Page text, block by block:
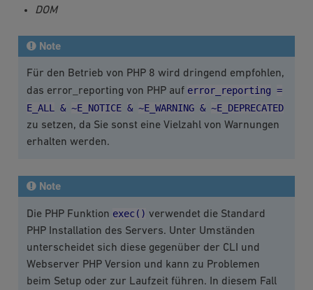
DOM
Note
Für den Betrieb von PHP 8 wird dringend empfohlen,
das error_reporting von PHP auf error_reporting =
E_ALL
& ~E_NOTICE & ~E_WARNING & ~E_DEPRECATED
zu setzen, da Sie sonst eine Vielzahl von Warnungen
erhalten werden.
Note
Die PHP Funktion exec() verwendet die Standard
PHP Installation des Servers. Unter Umständen
unterscheidet sich diese gegenüber der CLI und
Webserver PHP Version und kann zu Problemen
beim Setup oder zur Laufzeit führen. In diesem Fall